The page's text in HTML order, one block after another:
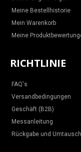
Meine Bestellhistorie
Mein Warenkorb
Meine
RICHTLINIE
FAQ's
Versandbedingungen
Geschäft (B2B)
Messanleitung
Rückgabe und Umtausch